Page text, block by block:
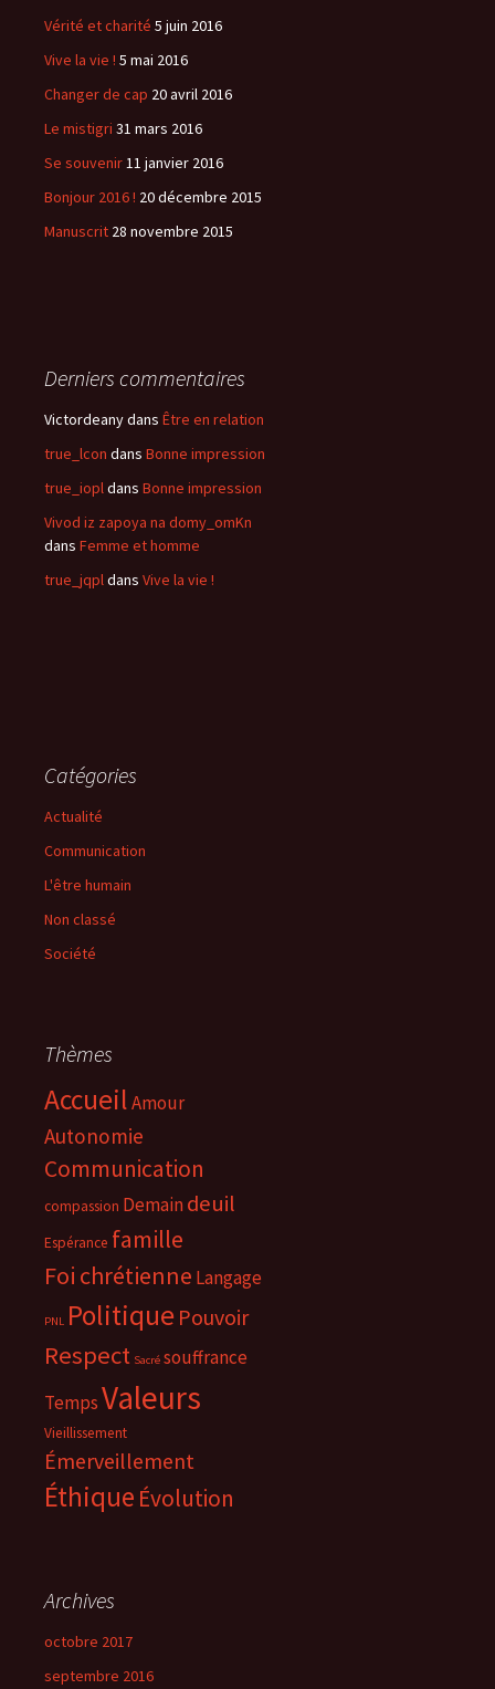
Vérité et charité 5 juin 2016
Vive la vie ! 5 mai 2016
Changer de cap 20 avril 2016
Le mistigri 31 mars 2016
Se souvenir11 janvier 2016
Bonjour 2016 ! 20 décembre 2015
Manuscrit 28 novembre 2015
Derniers commentaires
Victordeanydans Être en relation
true_lcon dans Bonne impression
true_iopldans Bonne impression
Vivod iz zapoya na domy_omKn
dans Femme et homme
true_jqpldans Vive la vie !
Catégories
Actualité
Communication
L'être humain
Non classé
Société
Thèmes
AccueilAmour
Autonomie
Communication
compassion Demaindeuil
Espérance famille
Foi chrétienne Langage
PNL Politique Pouvoir
Respect Sacré souffrance
TempsValeurs
Vieillissement
Émerveillement
Éthique Évolution
Archives
octobre 2017
septembre 2016